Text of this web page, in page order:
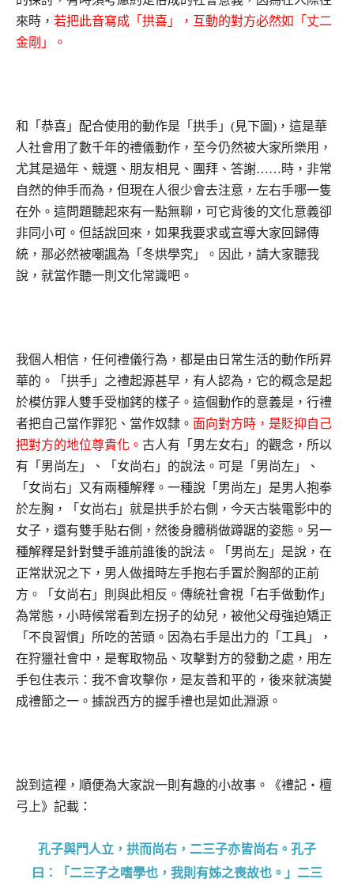
來時， 若把此音寫成「拱喜」，互動的對方必然如「丈二
金剛」。
和「恭喜」配合使用的動作是「拱手」(見下圖)，這是華
人社會用了數千年的禮儀動作，至今仍然被大家所樂用，
尤其是過年、競選、朋友相見、團拜、答謝……時，非常
自然的伸手而為，但現在人很少會去注意，左右手哪一隻
在外。這問題聽起來有一點無聊，可它背後的文化意義卻
非同小可。但話說回來，如果我要求或宣導大家回歸傳
統，那必然被嘲諷為「冬烘學究」。因此，請大家聽我
說，就當作聽一則文化常識吧。
我個人相信，任何禮儀行為，都是由日常生活的動作所昇
華的。「拱手」之禮起源甚早，有人認為，它的概念是起
於模仿罪人雙手受枷銬的樣子。這個動作的意義是，行禮
者把自己當作罪犯、當作奴隸。 面向對方時，是貶抑自己
把對方的地位尊貴化。 古人有「男左女右」的觀念，所以
有「男尚左」、「女尚右」的說法。可是「男尚左」、
「女尚右」又有兩種解釋。一種說「男尚左」是男人抱拳
於左胸，「女尚右」就是拱手於右側，今天古裝電影中的
女子，還有雙手貼右側，然後身體稍做蹲踞的姿態。另一
種解釋是針對雙手誰前誰後的說法。「男尚左」是說，在
正常狀況之下，男人做揖時左手抱右手置於胸部的正前
方。「女尚右」則與此相反。傳統社會視「右手做動作」
為常態，小時候常看到左拐子的幼兒，被他父母強迫矯正
「不良習慣」所吃的苦頭。因為右手是出力的「工具」，
在狩獵社會中，是奪取物品、攻擊對方的發動之處，用左
手包住表示：我不會攻擊你，是友善和平的，後來就演變
成禮節之一。據說西方的握手禮也是如此淵源。
說到這裡，順便為大家說一則有趣的小故事。《禮記‧檀
弓上》記載：
孔子與門人立，拱而尚右，二三子亦皆尚右。孔子
曰：「二三子之嗜學也，我則有姊之喪故也。」二三